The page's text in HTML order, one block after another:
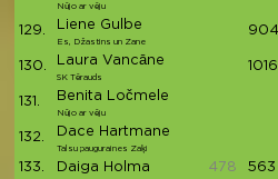
Nūjo ar vēju
129. Liene Gulbe
Es, Džastins un Zane
904
130. Laura Vancāne
SK Tērauds
1016
131. Benita Ločmele
Nūjo ar vēju
132. Dace Hartmane
Talsu pauguraines Zaķi
133. Daiga Holma 478 563